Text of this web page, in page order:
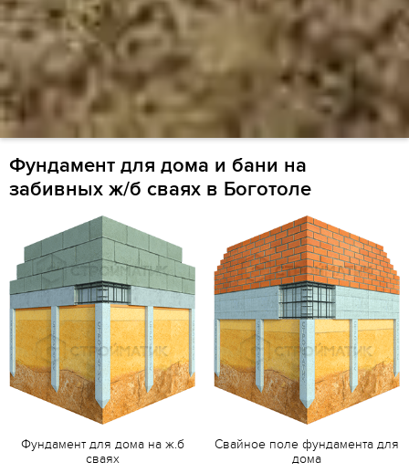
Фундамент для дома и бани на
забивных ж/б сваях в Боготоле
Фундамент для дома на ж.б
сваях
Свайное поле фундамента для
дома